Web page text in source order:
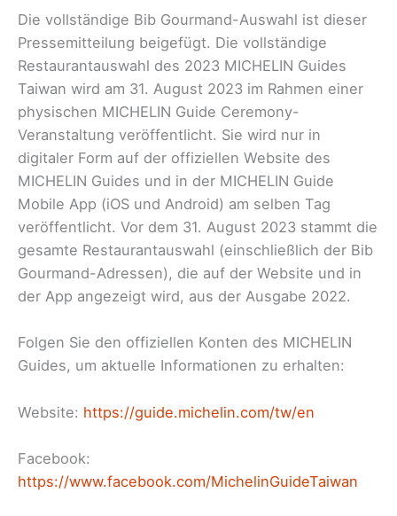
Die vollständige Bib Gourmand-Auswahl ist dieser
Pressemitteilung beigefügt. Die vollständige
Restaurantauswahl des 2023 MICHELIN Guides
Taiwan wird am 31. August 2023 im Rahmen einer
physischen MICHELIN Guide Ceremony-
Veranstaltung veröffentlicht. Sie wird nur in
digitaler Form auf der offiziellen Website des
MICHELIN Guides und in der MICHELIN Guide
Mobile App (iOS und Android) am selben Tag
veröffentlicht. Vor dem 31. August 2023 stammt die
gesamte Restaurantauswahl (einschließlich der Bib
Gourmand-Adressen), die auf der Website und in
der App angezeigt wird, aus der Ausgabe 2022.
Folgen Sie den offiziellen Konten des MICHELIN
Guides, um aktuelle Informationen zu erhalten:
Website: https://guide.michelin.com/tw/en
Facebook:
https://www.facebook.com/MichelinGuideTaiwan